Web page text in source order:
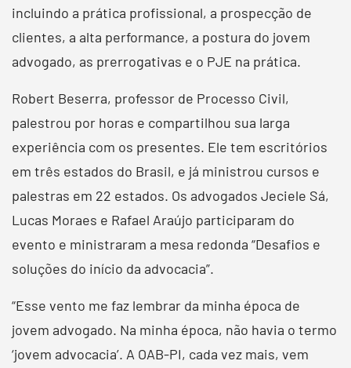
incluindo a prática profissional, a prospecção de
clientes, a alta performance, a postura do jovem
advogado, as prerrogativas e o PJE na prática.
Robert Beserra, professor de Processo Civil,
palestrou por horas e compartilhou sua larga
experiência com os presentes. Ele tem escritórios
em três estados do Brasil, e já ministrou cursos e
palestras em 22 estados. Os advogados Jeciele Sá,
Lucas Moraes e Rafael Araújo participaram do
evento e ministraram a mesa redonda “Desafios e
soluções do início da advocacia”.
“Esse vento me faz lembrar da minha época de
jovem advogado. Na minha época, não havia o termo
‘jovem advocacia’. A OAB-PI, cada vez mais, vem